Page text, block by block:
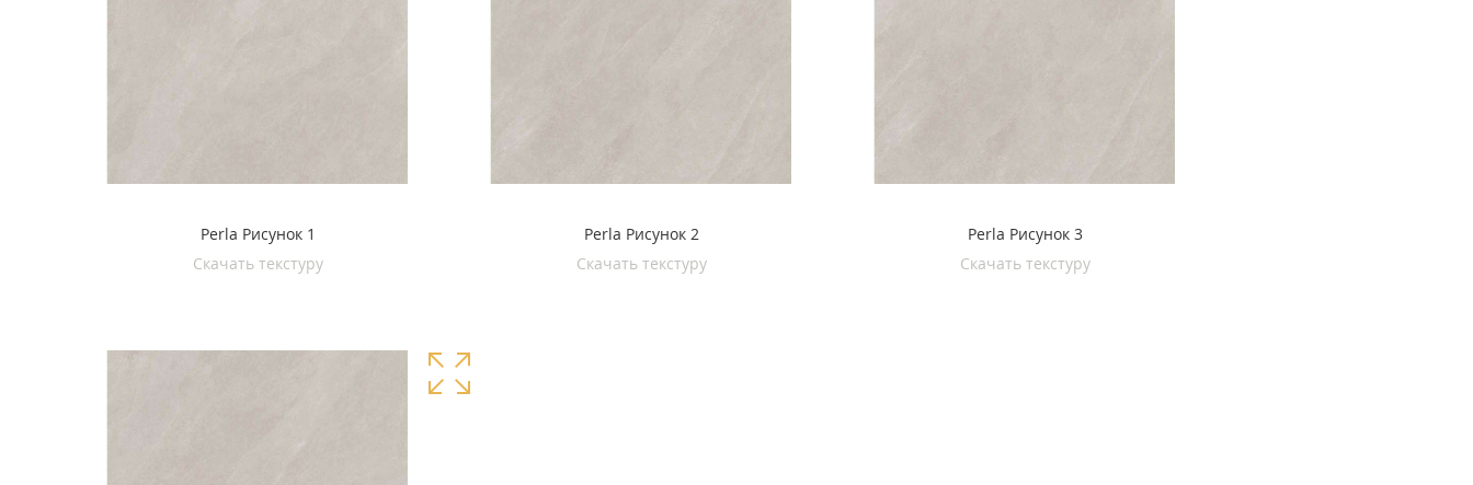
Perla Рисунок 1
Скачать текстуру
Perla Рисунок 2
Скачать текстуру
Perla Рисунок 3
Скачать текстуру